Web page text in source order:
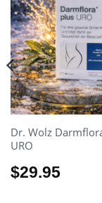
Dr. Wolz
URO
$29.95